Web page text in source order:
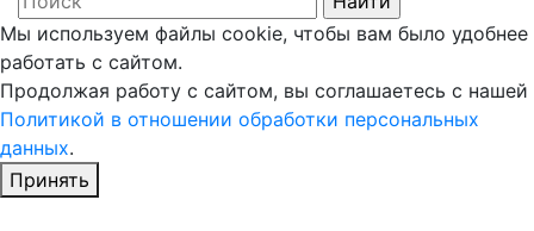
Мы используем файлы cookie, чтобы вам было удобнее
работать с сайтом.
Продолжая работу с сайтом, вы соглашаетесь с нашей
Политикой в отношении обработки персональных
данных.
Принять